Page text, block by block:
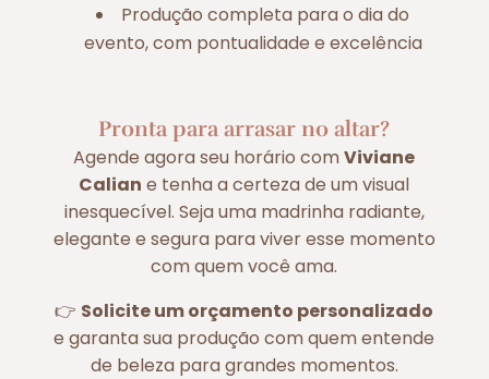
Produção completa para o dia do
evento, com pontualidade e excelência
Pronta para arrasar no altar?
Agende agora seu horário comViviane
Calian e tenha a certeza de um visual
inesquecível. Seja uma madrinha radiante,
elegante e segura para viver esse momento
com quem você ama.
👉 Solicite um orçamento personalizado
e garanta sua produção com quem entende
de beleza para grandes momentos.